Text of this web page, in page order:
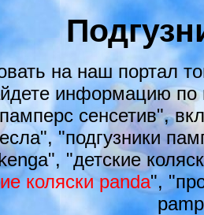
на наш портал
информацию
сенсетив",
"подгузники
"детские
коляски panda",